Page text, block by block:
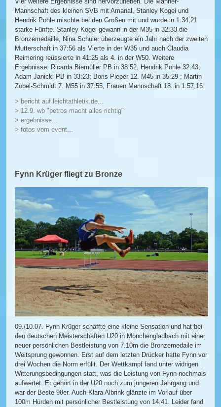
Mannschaft des kleinen SVB mit Amanal, Stanley Kogei und
Hendrik Pohle mischte bei den Großen mit und wurde in 1:34,21
starke Fünfte. Stanley Kogei gewann in der M35 in 32:33 die
Bronzemedaille, Nina Schüler überzeugte ein Jahr nach der zweiten
Mutterschaft in 37:56 als Vierte in der W35 und auch Claudia
Reimering reüssierte in 41:25 als 4. in der W50. Weitere
Ergebnisse: Ricarda Biemüller PB in 38:52, Hendrik Pohle 32:43,
Adam Janicki PB in 33:23; Boris Pieper 12. M45 in 35:29 ; Martin
Zobel-Schmidt 7. M55 in 37:55, Frauen Mannschaft 18. in 1:57,16.
> bericht auf leichtathletik.de...
> 12.9. wb "petros macht alles richtig"
> ergebnisse...
> fotos vom event...
Fynn Krüger fliegt zu Bronze
09./10.07. Fynn Krüger schaffte eine kleine Sensation und hat bei
den deutschen Meisterschaften U20 in Mönchengladbach mit einer
neuer persönlichen Bestleistung von 7.10m die Bronzemedaile im
Weitsprung gewonnen. Erst auf dem letzten Drücker hatte Fynn vor
drei Wochen die Norm erfüllt. Der Wettkampf fand unter widrigen
Witterungsbedingungen statt, was die Leistung von Fynn nochmals
aufwertet. Er gehört in der U20 noch zum jüngeren Jahrgang und
war der Beste 98er. Auch Klara Albrink glänzte im Vorlauf über
100m Hürden mit persönlicher Bestleistung von 14.41. Leider fand